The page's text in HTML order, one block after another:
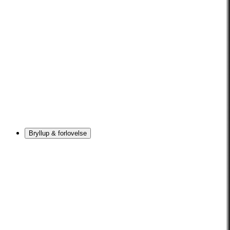
Bryllup & forlovelse